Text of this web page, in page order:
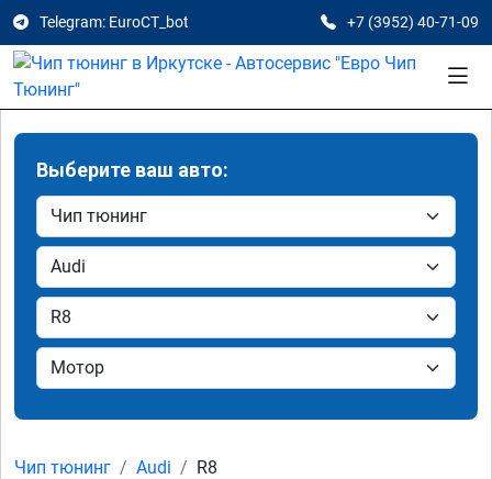
Telegram: EuroCT_bot +7 (3952) 40-71-09
Выберите ваш авто:
Чип тюнинг Audi R8